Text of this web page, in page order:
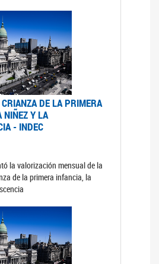
DE LA PRIMERA
NIÑEZ Y LA
- INDEC
la valorización mensual de la
de la primera infancia, la